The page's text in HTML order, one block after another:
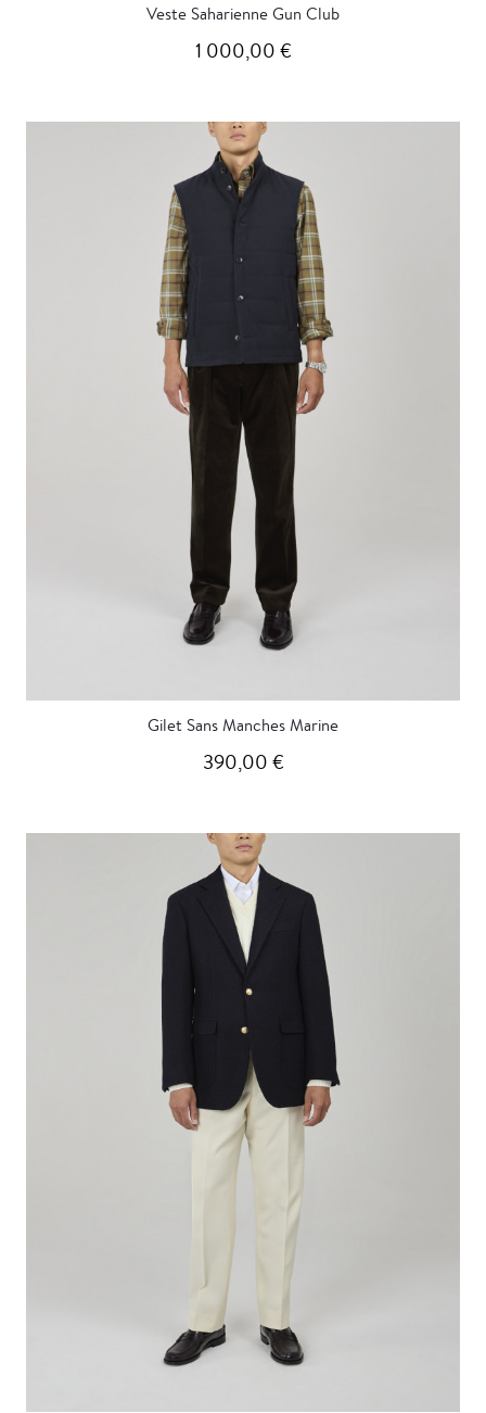
Veste Saharienne Gun Club
1 000,00 €
Gilet Sans Manches Marine
390,00 €